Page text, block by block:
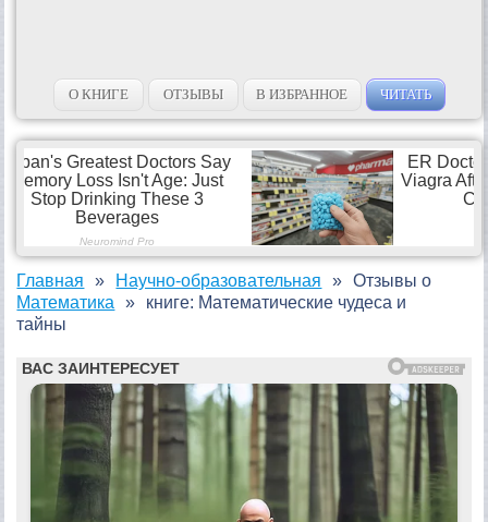
О КНИГЕ ОТЗЫВЫ В ИЗБРАННОЕ ЧИТАТЬ
Главная
Научно-образовательная
Математика
Отзывы о
книге: Математические чудеса и
тайны